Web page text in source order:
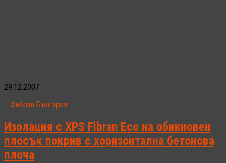
29.12.2007
Фибран България
Изолация с XPS Fibran Eco на обикновен
плосък покрив с хоризонтална бетонова
плоча